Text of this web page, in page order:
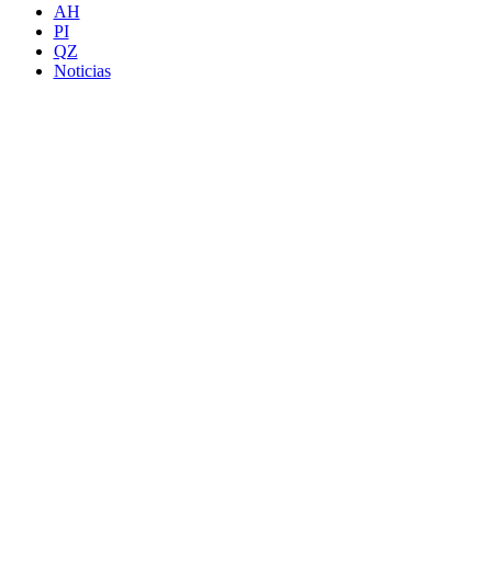
AH
PI
QZ
Noticias